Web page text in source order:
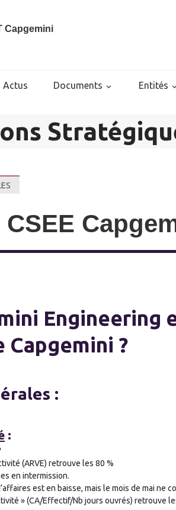
Capgemini
Actus Documents Entités
CSEE
Engineering
Capgemini ?
:
:
(ARVE) retrouve les 80 %
en intermission.
est en baisse, mais le mois de mai ne
» (CA/Effectif/Nb jours ouvrés) retrouve